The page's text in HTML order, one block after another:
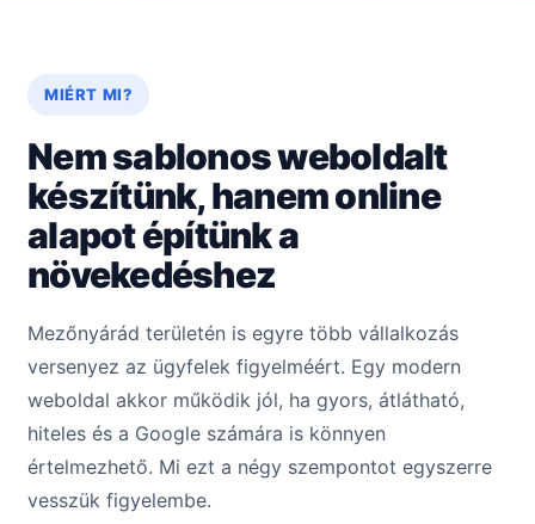
MIÉRT MI?
Nem sablonos weboldalt
készítünk, hanem online
alapot építünk a
növekedéshez
Mezőnyárád területén is egyre több vállalkozás
versenyez az ügyfelek figyelméért. Egy modern
weboldal akkor működik jól, ha gyors, átlátható,
hiteles és a Google számára is könnyen
értelmezhető. Mi ezt a négy szempontot egyszerre
vesszük figyelembe.